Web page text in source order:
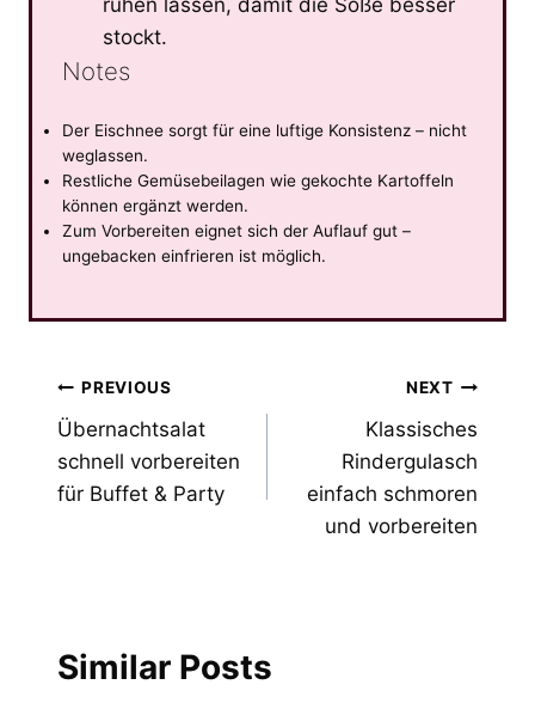
stockt.
Notes
Der Eischnee sorgt für eine luftige Konsistenz – nicht
weglassen.
Restliche Gemüsebeilagen wie gekochte Kartoffeln
können ergänzt werden.
Zum Vorbereiten eignet sich der Auflauf gut –
ungebacken einfrieren ist möglich.
Post
navigation
PREVIOUS
Übernachtsalat
schnell vorbereiten
für Buffet & Party
NEXT
Klassisches
Rindergulasch
einfach schmoren
und vorbereiten
Similar Posts